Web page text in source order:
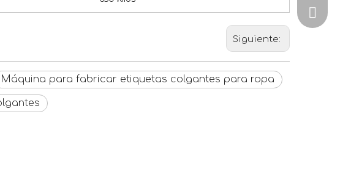
Siguiente:
Máquina para fabricar etiquetas colgantes para ropa